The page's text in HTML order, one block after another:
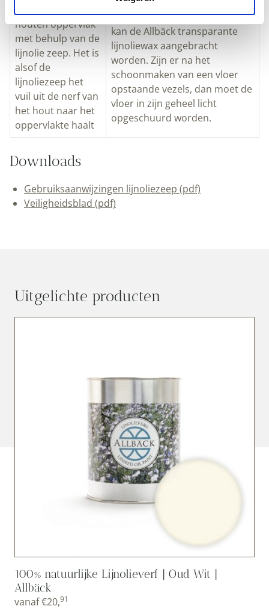
houten oppervlak
met behulp van de
lijnolie zeep. Het is
alsof de
lijnoliezeep het
vuil uit de nerf van
het hout naar het
oppervlakte haalt
dat is in dit geval niet nodig. Nu
kan de Allbäck transparante
lijnoliewax aangebracht
worden. Zijn er na het
schoonmaken van een vloer
opstaande vezels, dan moet de
vloer in zijn geheel licht
opgeschuurd worden.
Downloads
Gebruiksaanwijzingen lijnoliezeep (pdf)
Veiligheidsblad (pdf)
Uitgelichte producten
100% natuurlijke Lijnolieverf | Oud Wit |
Allbäck
vanaf€20,91